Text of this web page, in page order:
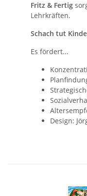
Fritz & Fertig
Lehrkräften.
Schach tut
Es fördert...
Design: